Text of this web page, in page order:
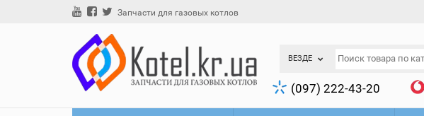
Запчасти для газовых котлов
ВЕЗДЕ
(097) 222-43-20